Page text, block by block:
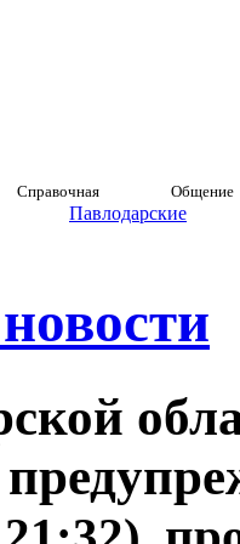
Справочная Общение
Павлодарские